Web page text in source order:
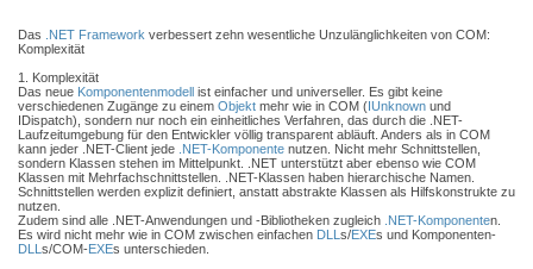
Das .NET Framework verbessert zehn wesentliche Unzulänglichkeiten von COM:
Komplexität
1. Komplexität
Das neue Komponentenmodell ist einfacher und universeller. Es gibt keine
verschiedenen Zugänge zu einem Objekt mehr wie in COM (IUnknown und
IDispatch), sondern nur noch ein einheitliches Verfahren, das durch die .NET-
Laufzeitumgebung für den Entwickler völlig transparent abläuft. Anders als in COM
kann jeder .NET-Client jede .NET-Komponente nutzen. Nicht mehr Schnittstellen,
sondern Klassen stehen im Mittelpunkt. .NET unterstützt aber ebenso wie COM
Klassen mit Mehrfachschnittstellen. .NET-Klassen haben hierarchische Namen.
Schnittstellen werden explizit definiert, anstatt abstrakte Klassen als Hilfskonstrukte zu
nutzen.
Zudem sind alle .NET-Anwendungen und -Bibliotheken zugleich .NET-Komponenten.
Es wird nicht mehr wie in COM zwischen einfachen DLL s/EXEs und Komponenten-
DLL s/COM-EXEs unterschieden.